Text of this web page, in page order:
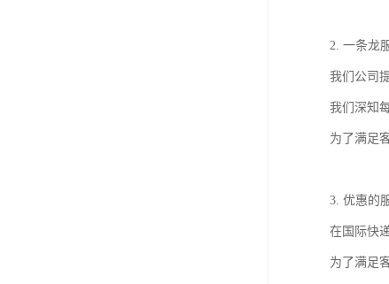
2. 一条龙
我们公司
我们深知
为了满足
3. 优惠的
在国际快
为了满足